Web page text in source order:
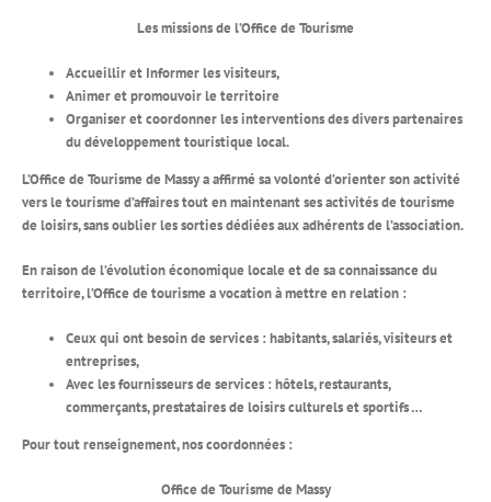
Les missions de l’Office de Tourisme
Accueillir et Informer les visiteurs,
Animer et promouvoir le territoire
Organiser et coordonner les interventions des divers partenaires
du développement touristique local.
L’Office de Tourisme de Massy a affirmé sa volonté d’orienter son activité
vers le tourisme d’affaires tout en maintenant ses activités de tourisme
de loisirs, sans oublier les sorties dédiées aux adhérents de l’association.
En raison de l’évolution économique locale et de sa connaissance du
territoire, l’Office de tourisme a vocation à mettre en relation :
Ceux qui ont besoin de services : habitants, salariés, visiteurs et
entreprises,
Avec les fournisseurs de services : hôtels, restaurants,
commerçants, prestataires de loisirs culturels et sportifs …
Pour tout renseignement, nos coordonnées :
Office de Tourisme de Massy